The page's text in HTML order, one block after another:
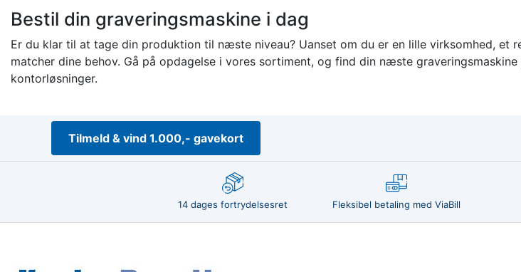
Bestil din graveringsmaskine i dag
Er du klar til at tage din produktion til næste niveau? Uanset om du er en lille virksomhed, et
matcher dine behov. Gå på opdagelse i vores sortiment, og find din næste
kontorløsninger.
Tilmeld & vind 1.000,- gavekort
14 dages fortrydelsesret Fleksibel betaling med ViaBill